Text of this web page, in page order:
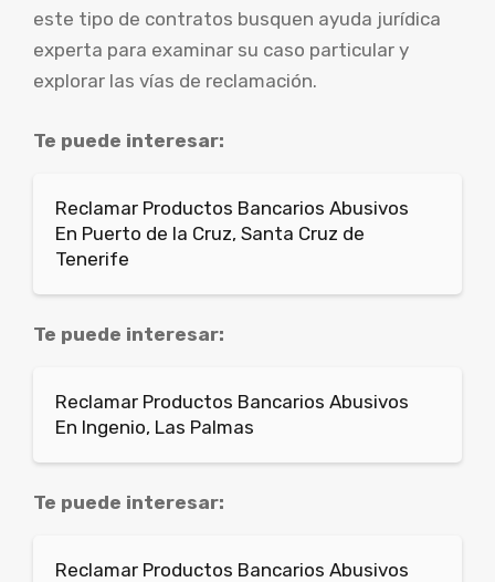
este tipo de contratos busquen ayuda jurídica
experta para examinar su caso particular y
explorar las vías de reclamación.
Te puede interesar:
Reclamar Productos Bancarios Abusivos
En Puerto de la Cruz, Santa Cruz de
Tenerife
Te puede interesar:
Reclamar Productos Bancarios Abusivos
En Ingenio, Las Palmas
Te puede interesar:
Reclamar Productos Bancarios Abusivos